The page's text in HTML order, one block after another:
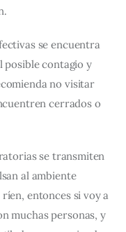
se encuentra
posible contagio y
no visitar
cerrados o
se transmiten
al ambiente
entonces si voy a
muchas personas, y